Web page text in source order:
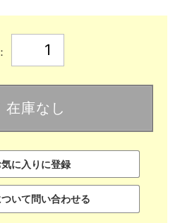
在庫なし
気に入りに登録
いて問い合わせる